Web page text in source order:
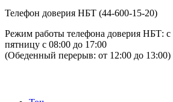
Телефон доверия НБТ (44-600-15-20)
Режим работы телефона доверия НБТ: с
пятницу с 08:00 до 17:00
(Обеденный перерыв: от 12:00 до 13:00)